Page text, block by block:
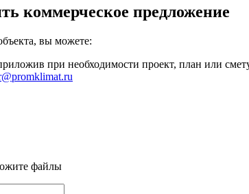
коммерческое предложение
вы можете:
при необходимости проект, план или
файлы